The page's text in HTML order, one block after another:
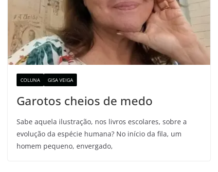
COLUNA GISA VEIGA
Garotos cheios de medo
Sabe aquela ilustração, nos livros escolares, sobre a
evolução da espécie humana? No início da fila, um
homem pequeno, envergado,